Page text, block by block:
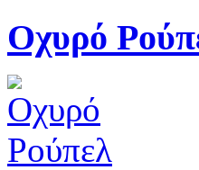
Οχυρό